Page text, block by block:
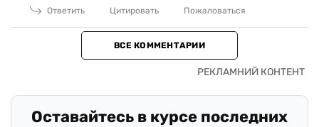
Ответить
Цитировать Пожаловаться
ВСЕ КОММЕНТАРИИ
Оставайтесь в курсе последних